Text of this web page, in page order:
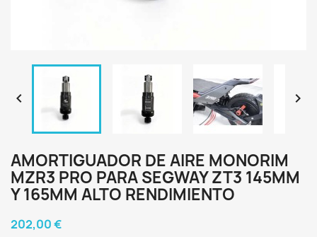
 
AMORTIGUADOR DE AIRE MONORIM
MZR3 PRO PARA SEGWAY ZT3 145MM
Y 165MM ALTO RENDIMIENTO
202,00 €